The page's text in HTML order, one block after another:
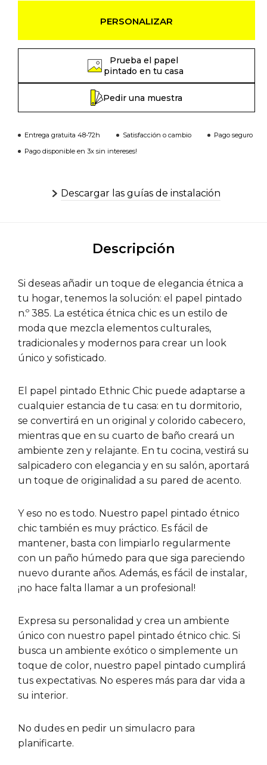
PERSONALIZAR
Prueba el papel
pintado en tu casa
Pedir una muestra
Entrega gratuita 48-72h Satisfacción o cambio
Pago seguro
Pago disponible en 3x sin intereses!
Descargar las guías de instalación
Descripción
Si deseas añadir un toque de elegancia étnica a
tu hogar, tenemos la solución: el papel pintado
n.º 385. La estética étnica chic es un estilo de
moda que mezcla elementos culturales,
tradicionales y modernos para crear un look
único y sofisticado.
El papel pintado Ethnic Chic puede adaptarse a
cualquier estancia de tu casa: en tu dormitorio,
se convertirá en un original y colorido cabecero,
mientras que en su cuarto de baño creará un
ambiente zen y relajante. En tu cocina, vestirá su
salpicadero con elegancia y en su salón, aportará
un toque de originalidad a su pared de acento.
Y eso no es todo. Nuestro papel pintado étnico
chic también es muy práctico. Es fácil de
mantener, basta con limpiarlo regularmente
con un paño húmedo para que siga pareciendo
nuevo durante años. Además, es fácil de instalar,
¡no hace falta llamar a un profesional!
Expresa su personalidad y crea un ambiente
único con nuestro papel pintado étnico chic. Si
busca un ambiente exótico o simplemente un
toque de color, nuestro papel pintado cumplirá
tus expectativas. No esperes más para dar vida a
su interior.
No dudes en pedir un simulacro para
planificarte.